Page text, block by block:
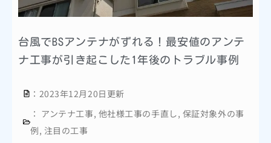
台風でBSアンテナがずれる！最安値のアンテ
ナ工事が引き起こした1年後のトラブル事例
：2023年12月20日更新
： アンテナ工事, 他社様工事の手直し, 保証対象外の事
例, 注目の工事